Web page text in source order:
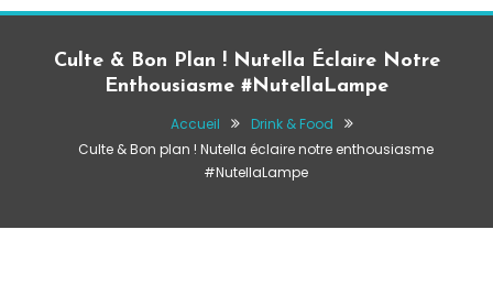
Culte & Bon Plan ! Nutella Éclaire Notre
Enthousiasme #NutellaLampe
Accueil
Drink & Food
Culte & Bon plan ! Nutella éclaire notre enthousiasme
#NutellaLampe